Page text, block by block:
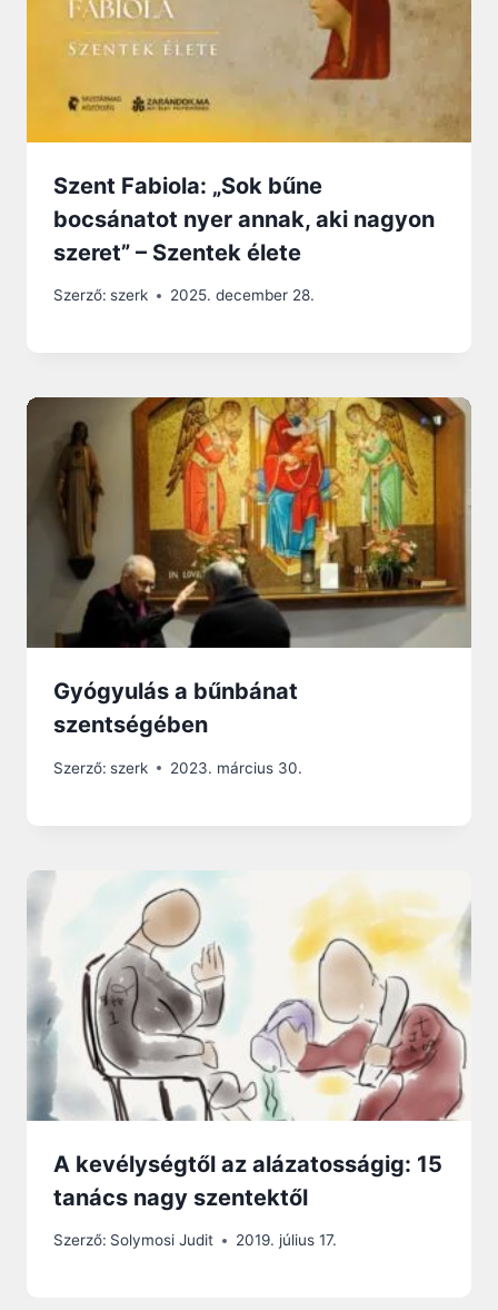
Szent Fabiola: „Sok bűne
bocsánatot nyer annak, aki nagyon
szeret” – Szentek élete
Szerző: szerk 2025. december 28.
Gyógyulás a bűnbánat
szentségében
Szerző: szerk 2023. március 30.
A kevélységtől az alázatosságig: 15
tanács nagy szentektől
Szerző: Solymosi Judit 2019. július 17.